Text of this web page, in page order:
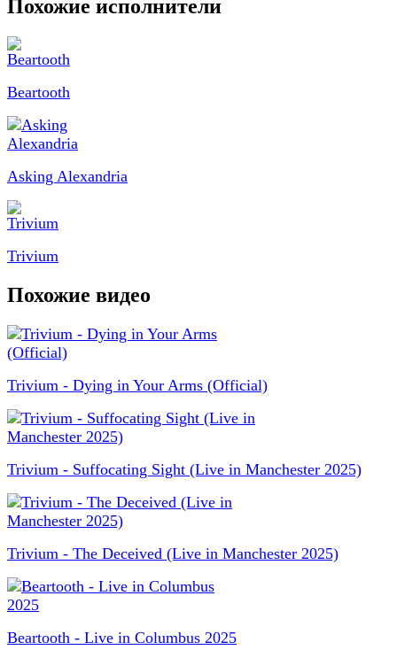
Похожие исполнители
Beartooth
Asking Alexandria
Trivium
Похожие видео
Trivium - Dying in Your Arms (Official)
Trivium - Suffocating Sight (Live in Manchester 2025)
Trivium - The Deceived (Live in Manchester 2025)
Beartooth - Live in Columbus 2025